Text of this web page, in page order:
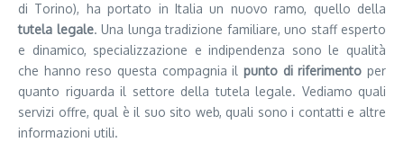
di Torino), ha portato in Italia un nuovo ramo, quello della
tutela legale. Una lunga tradizione familiare, uno staff esperto
e dinamico, specializzazione e indipendenza sono le qualità
che hanno reso questa compagnia il punto di riferimento per
quanto riguarda il settore della tutela legale. Vediamo quali
servizi offre, qual è il suo sito web, quali sono i contatti e altre
informazioni utili.